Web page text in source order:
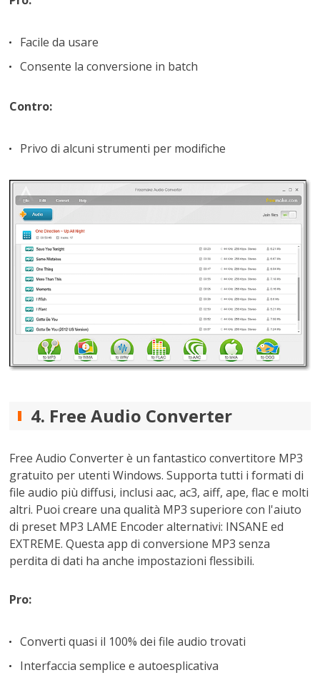
Facile da usare
Consente la conversione in batch
Contro:
Privo di alcuni strumenti per modifiche
4. Free Audio Converter
Free Audio Converter è un fantastico convertitore MP3
gratuito per utenti Windows. Supporta tutti i formati di
file audio più diffusi, inclusi aac, ac3, aiff, ape, flac e molti
altri. Puoi creare una qualità MP3 superiore con l'aiuto
di preset MP3 LAME Encoder alternativi: INSANE ed
EXTREME. Questa app di conversione MP3 senza
perdita di dati ha anche impostazioni flessibili.
Pro:
Converti quasi il 100% dei file audio trovati
Interfaccia semplice e autoesplicativa